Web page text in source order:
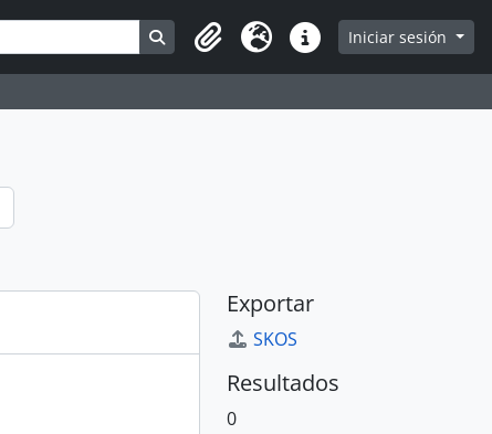
Search in browse page
Portapapeles
Idioma Enlaces rápidos
Iniciar sesión
Exportar
SKOS
Resultados
0